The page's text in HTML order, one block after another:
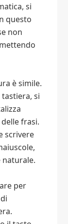
si
questo
non
è simile.
si
frasi.
scrivere
per